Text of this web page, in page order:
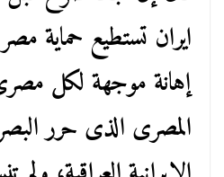
ايران تستطيع حماية
إهانة موجهة لكل
المصرى الذى حرر